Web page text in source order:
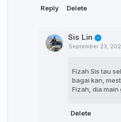
Reply Delete
Sis Lin
September 23,
Fizah Sis tau
bagai kan,
Fizah, dia main
Delete